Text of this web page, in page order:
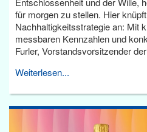
für morgen zu stellen. Hier
Nachhaltigkeitsstrategie an: Mit
messbaren Kennzahlen und
Furler, Vorstandsvorsitzender
Weiterlesen...